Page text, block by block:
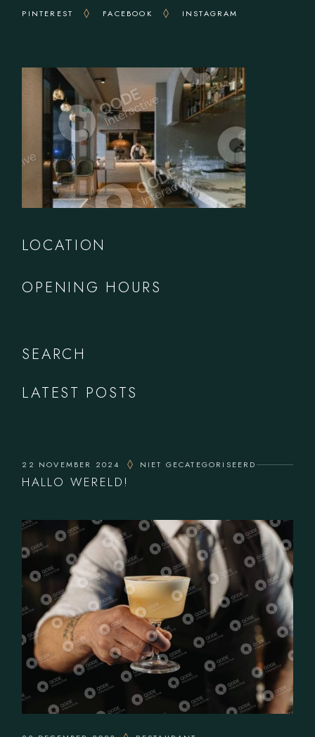
PINTEREST FACEBOOK INSTAGRAM
LOCATION
OPENING HOURS
SEARCH
LATEST POSTS
22 NOVEMBER 2024 NIET GECATEGORISEERD
HALLO WERELD!